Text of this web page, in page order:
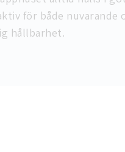
för både nuvarande
hållbarhet.